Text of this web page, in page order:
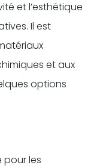
et l’esthétique
Il est
et aux
options
pour les